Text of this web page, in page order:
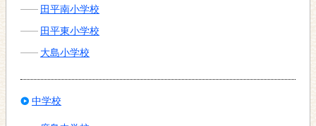
田平南小学校
田平東小学校
大島小学校
中学校